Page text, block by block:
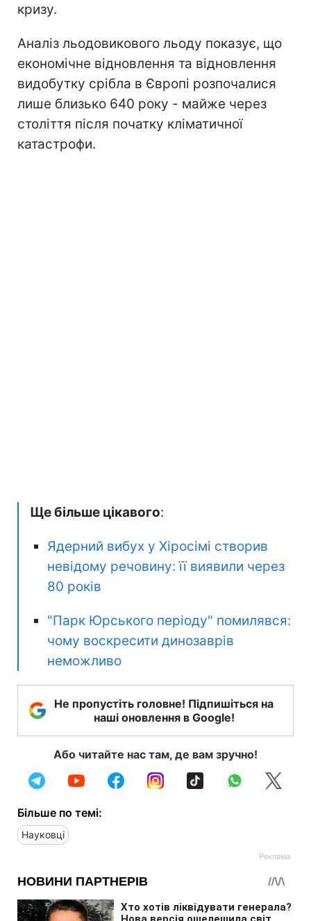
кризу.
Аналіз льодовикового льоду показує, що
економічне відновлення та відновлення
видобутку срібла в Європі розпочалися
лише близько 640 року - майже через
століття після початку кліматичної
катастрофи.
Ще більше цікавого:
Ядерний вибух у Хіросімі створив
невідому речовину: її виявили через
80 років
"Парк Юрського періоду" помилявся:
чому воскресити динозаврів
неможливо
Не пропустіть головне! Підпишіться на
наші оновлення в Google!
Або читайте нас там, де вам зручно!
Більше по темі:
Науковці